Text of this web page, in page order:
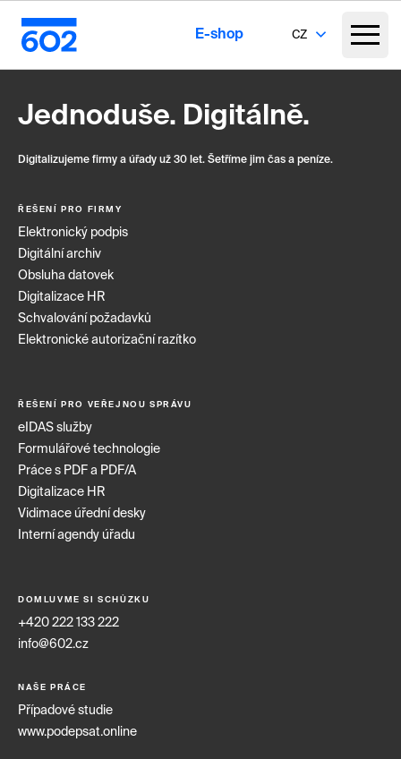
E-shop CZ
Jednoduše. Digitálně.
Digitalizujeme firmy a úřady už 30 let. Šetříme jim čas a peníze.
ŘEŠENÍ PRO FIRMY
Elektronický podpis
Digitální archiv
Obsluha datovek
Digitalizace HR
Schvalování požadavků
Elektronické autorizační razítko
ŘEŠENÍ PRO VEŘEJNOU SPRÁVU
eIDAS služby
Formulářové technologie
Práce s PDF a PDF/A
Digitalizace HR
Vidimace úřední desky
Interní agendy úřadu
DOMLUVME SI SCHŮZKU
+420 222 133 222
info@602.cz
NAŠE PRÁCE
Případové studie
www.podepsat.online